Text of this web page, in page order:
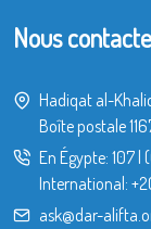
Nous
Hadiqat al-
Boîte postale
En Égypte: 107|
International:
ask@dar-